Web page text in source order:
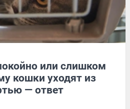
или слишком
кошки уходят из
— ответ